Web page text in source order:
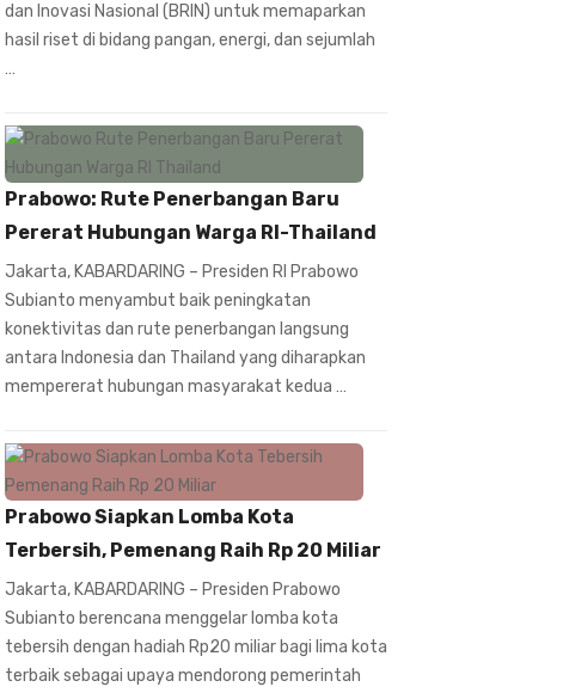
dan Inovasi Nasional (BRIN) untuk memaparkan
hasil riset di bidang pangan, energi, dan sejumlah
…
Prabowo: Rute Penerbangan Baru
Pererat Hubungan Warga RI-Thailand
Jakarta, KABARDARING – Presiden RI Prabowo
Subianto menyambut baik peningkatan
konektivitas dan rute penerbangan langsung
antara Indonesia dan Thailand yang diharapkan
mempererat hubungan masyarakat kedua …
Prabowo Siapkan Lomba Kota
Terbersih, Pemenang Raih Rp 20 Miliar
Jakarta, KABARDARING – Presiden Prabowo
Subianto berencana menggelar lomba kota
tebersih dengan hadiah Rp20 miliar bagi lima kota
terbaik sebagai upaya mendorong pemerintah